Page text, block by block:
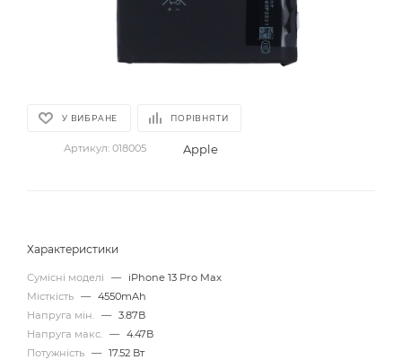
У ВИБРАНЕ ПОРІВНЯТИ
Артикул: 018005 Apple
Характеристики
Сумісні моделі —
iPhone 13 Pro Max
Місткість — 4550mAh
Напруга мін.
— 3.87В
Напруга макс.
— 4.47В
Потужність — 17.52 Вт